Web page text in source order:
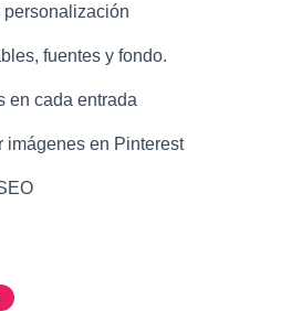
fuentes y fondo.
en cada entrada
en Pinterest